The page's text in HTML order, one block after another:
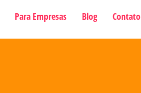
Para Empresas Blog Contato